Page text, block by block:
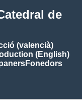
de
(valencià)
(English)
Fonedors